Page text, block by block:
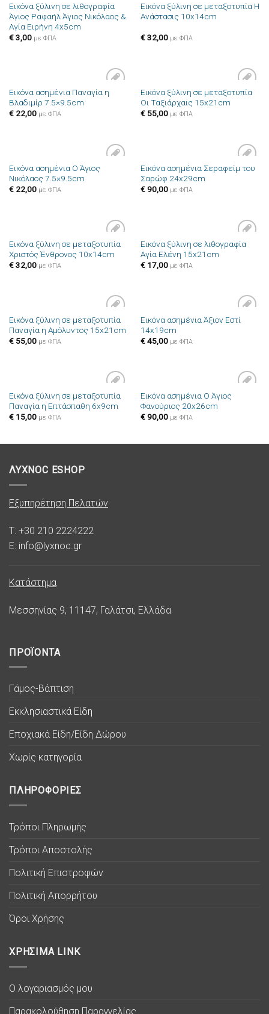
Πρόσθήκη
στην λίστα
Εικόνα ξύλινη σε λιθογραφία
Άγιος Ραφαήλ Άγιος Νικόλαος &
Αγία Ειρήνη 4x5cm
€3,00 με ΦΠΑ
Πρόσθήκη
Εικόνα ξύλινη σε μεταξοτυπία Η
Ανάστασις 10x14cm
€32,00 με ΦΠΑ
Πρόσθήκη
Εικόνα ασημένια Παναγία η
Βλαδιμίρ 7.5×9.5cm
€22,00 με ΦΠΑ
Πρόσθήκη
στην λίστα
Εικόνα ξύλινη σε μεταξοτυπία
Οι Ταξιάρχαις 15x21cm
€55,00 με ΦΠΑ
Πρόσθήκη
Εικόνα ασημένια Ο Άγιος
Νικόλαος 7.5×9.5cm
€22,00 με ΦΠΑ
Πρόσθήκη
Εικόνα ασημένια Σεραφείμ του
Σαρώφ 24x29cm
€90,00 με ΦΠΑ
Πρόσθήκη
στην λίστα
Εικόνα ξύλινη σε μεταξοτυπία
Χριστός Ένθρονος 10x14cm
€32,00 με ΦΠΑ
Πρόσθήκη
Εικόνα ξύλινη σε λιθογραφία
Αγία Ελένη 15x21cm
€17,00 με ΦΠΑ
Πρόσθήκη
στην λίστα
Εικόνα ξύλινη σε μεταξοτυπία
Παναγία η Αμόλυντος 15x21cm
€55,00 με ΦΠΑ
Πρόσθήκη
Εικόνα ασημένια Άξιον Εστί
14x19cm
€45,00 με ΦΠΑ
Πρόσθήκη
στην λίστα
Εικόνα ξύλινη σε μεταξοτυπία
Παναγία η Επτάσπαθη 6x9cm
€15,00 με ΦΠΑ
Πρόσθήκη
Εικόνα ασημένια Ο Άγιος
Φανούριος 20x26cm
€90,00 με ΦΠΑ
ΛΥΧΝΟC ESHOP
Εξυπηρέτηση Πελατών
T: +30 210 2224222
E: info@lyxnoc.gr
Κατάστημα
Μεσσηνίας 9, 11147, Γαλάτσι, Ελλάδα
ΠΡΟΪΟΝΤΑ
Γάμος-Βάπτιση
Εκκλησιαστικά Είδη
Εποχιακά Είδη/Είδη Δώρου
Χωρίς κατηγορία
ΠΛΗΡΟΦΟΡΙΕΣ
Τρόποι Πληρωμής
Τρόποι Αποστολής
Πολιτική Επιστροφών
Πολιτική Απορρήτου
Όροι Χρήσης
ΧΡΗΣΙΜΑ LINK
Ο λογαριασμός μου
Παρακολούθηση Παραγγελίας